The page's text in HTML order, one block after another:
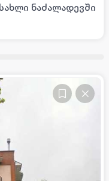
ნაძალადევში